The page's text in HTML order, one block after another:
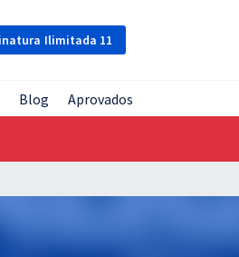
Ilimitada 11
Blog Aprovados